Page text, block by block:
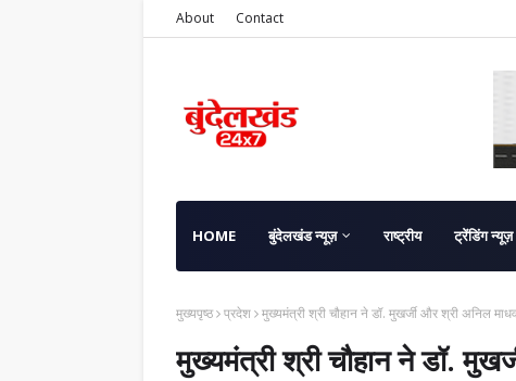
About Contact
HOME बुंदेलखंड न्यूज़ राष्ट्रीय ट्रेंडिंग न्यूज़
मुख्यपृष्ठ प्रदेश मुख्यमंत्री श्री चौहान ने डॉ. मुखर्जी और श्री अनिल
मुख्यमंत्री श्री चौहान ने डॉ.